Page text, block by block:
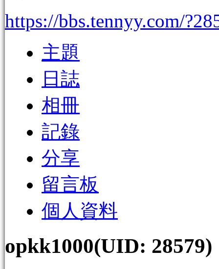
https://bbs.tennyy.com/
主題
日誌
相冊
記錄
分享
留言板
個人資料
opkk1000(UID: 28579)